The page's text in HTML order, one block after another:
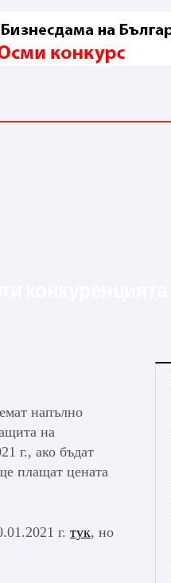
напълно
на
г., ако бъдат
плащат цената
г. тук, но